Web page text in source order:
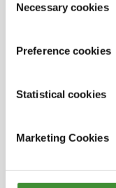
Selection
Necessary cookies
Preference cookies
Statistical cookies
Marketing Cookies
Did you
BKT verfügt
geringeren